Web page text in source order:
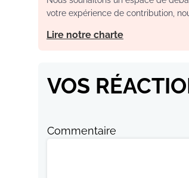
votre expérience de contribution,
Lire notre charte
VOS
Commentaire